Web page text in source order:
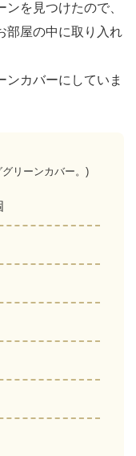
を見つけたので、
部屋の中に取り入れ
ンカバーにしていま
リーンカバー。)